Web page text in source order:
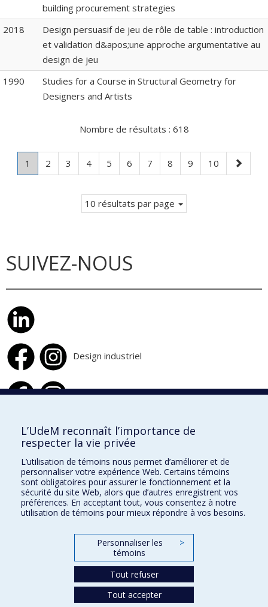
building procurement strategies
2018
Design persuasif de jeu de rôle de table : introduction
et validation d&apos;une approche argumentative au
design de jeu
1990
Studies for a Course in Structural Geometry for
Designers and Artists
Nombre de résultats : 618
Page
1
Page
Page
2 Page
3 Page
4 Page
5 Page
6 Page
7 Page
8 Page
9 Page
10
Page
suivante
10 résultats par page
SUIVEZ-NOUS
Design industriel
Design d'intérieur
École de design
École d'architecture
École d'urbanisme et d'architecture de paysage
L’UdeM reconnaît l’importance de
respecter la vie privée
L’utilisation de témoins nous permet d’améliorer et de
personnaliser votre expérience Web. Certains témoins
sont obligatoires pour assurer le fonctionnement et la
sécurité du site Web, alors que d’autres enregistrent vos
préférences. En acceptant tout, vous consentez à notre
utilisation de témoins pour mieux répondre à vos besoins.
Personnaliser les
témoins
>
Tout refuser
Tout accepter